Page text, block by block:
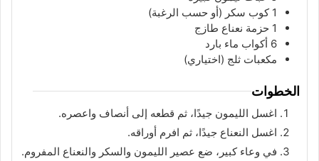
1 كوب سكر (أو حسب الرغبة)
1 حزمة نعناع طازج
6 أكواب ماء بارد
مكعبات ثلج (اختياري)
الخطوات
اغسل الليمون جيدًا، ثم قطعه إلى أنصاف واعصره.
اغسل النعناع جيدًا، ثم افرم أوراقه.
في وعاء كبير، ضع عصير الليمون والسكر والنعناع المفروم.